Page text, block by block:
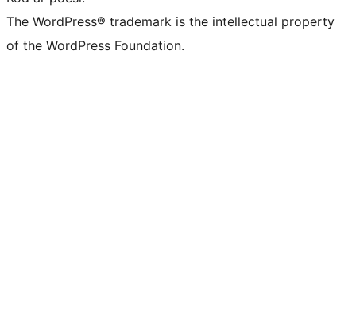
The WordPress® trademark is the intellectual property
of the WordPress Foundation.